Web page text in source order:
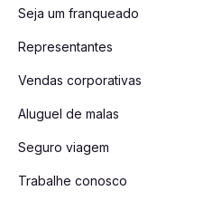
Seja um franqueado
Representantes
Vendas corporativas
Aluguel de malas
Seguro viagem
Trabalhe conosco